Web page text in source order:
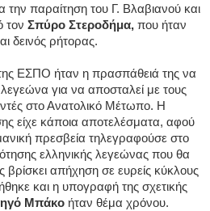
την παραίτηση του Γ. Βλαβιανού και
τον Σπύρο Στεροδήμα, που ήταν
δεινός ρήτορας.
ΕΣΠΟ ήταν η πρασπάθειά της να
λεγεώνα για να αποσταλεί με τους
στο Ανατολικό Μέτωπο. Η
είχε κάποια αποτελέσματα, αφού
πρεσβεία τηλεγραφούσε στο
ελληνικής λεγεώνας που θα
βρίσκει απήχηση σε ευρείς κύκλους
και η υπογραφή της σχετικής
Μπάκο ήταν θέμα χρόνου.